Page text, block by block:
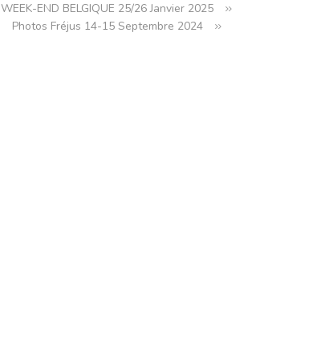
WEEK-END BELGIQUE 25/26 Janvier 2025
Photos Fréjus 14-15 Septembre 2024